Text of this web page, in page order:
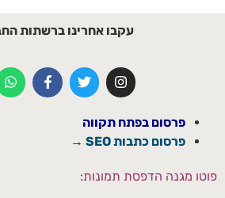
עקבו אחרינו ברשתות
פרסום בפתח תקווה
פרסום כתבות SEO →
פוטו מגנה הדפסת תמונות: